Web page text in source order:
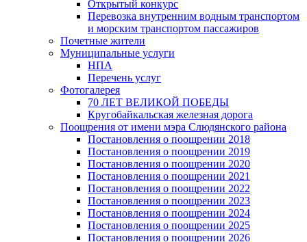
Открытый конкурс
Перевозка внутренним водным транспортом
и морским транспортом пассажиров
Почетные жители
Муниципальные услуги
НПА
Перечень услуг
Фотогалерея
70 ЛЕТ ВЕЛИКОЙ ПОБЕДЫ
Кругобайкальская железная дорога
Поощрения от имени мэра Слюдянского района
Постановления о поощрении 2018
Постановления о поощрении 2019
Постановления о поощрении 2020
Постановления о поощрении 2021
Постановления о поощрении 2022
Постановления о поощрении 2023
Постановления о поощрении 2024
Постановления о поощрении 2025
Постановления о поощрении 2026